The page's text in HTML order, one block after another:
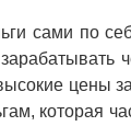
сами по
цены
которая